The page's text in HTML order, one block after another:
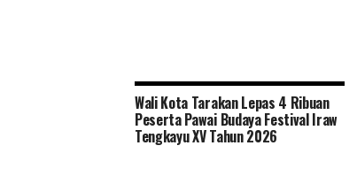
Wali Kota Tarakan Lepas 4 Ribuan
Peserta Pawai Budaya Festival Iraw
Tengkayu XV Tahun 2026